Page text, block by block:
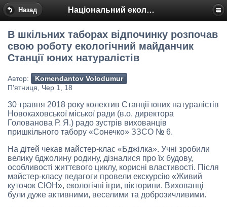
Назад Національний еколого-натуралістичний центр
В шкільних таборах відпочинку розпочав
свою роботу екологічний майданчик
Станції юних натуралістів
Автор:
Komendantov Volodumur
П’ятниця, Чер 1, 18
30 травня 2018 року колектив Станції юних натуралістів
Новокаховської міської ради (в.о. директора
Голованова Р. Я.) радо зустрів вихованців
пришкільного табору «Сонечко» ЗЗСО № 6.
На дітей чекав майстер-клас «Бджілка». Учні зробили
велику бджолину родину, дізналися про їх будову,
особливості життєвого циклу, корисні властивості. Після
майстер-класу педагоги провели екскурсію «Живий
куточок СЮН», екологічні ігри, вікторини. Вихованці
були дуже активними, веселими та доброзичливими.